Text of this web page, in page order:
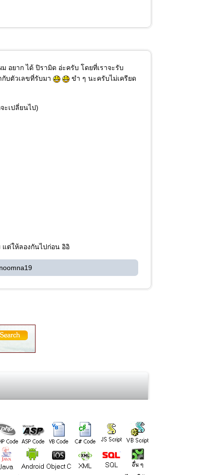
อยาก ได้ ปิรามิด อ่ะครับ โดยที่เราจะรับ
บตัวเลขที่รับมา
ขำ ๆ นะครับไม่เครียด
ะเปลี่ยนไป)
ต่ให้ลองกันไปก่อน อิอิ